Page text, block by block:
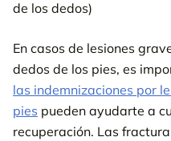
de los dedos)
En casos de lesiones
dedos de los pies, es
las indemnizaciones por
pies pueden ayudarte a
recuperación. Las